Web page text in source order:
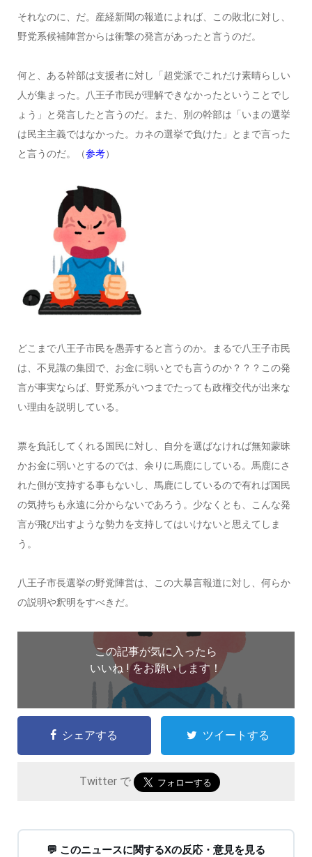
それなのに、だ。産経新聞の報道によれば、この敗北に対し、
野党系候補陣営からは衝撃の発言があったと言うのだ。
何と、ある幹部は支援者に対し「超党派でこれだけ素晴らしい
人が集まった。八王子市民が理解できなかったということでし
ょう」と発言したと言うのだ。また、別の幹部は「いまの選挙
は民主主義ではなかった。カネの選挙で負けた」とまで言った
と言うのだ。（参考）
どこまで八王子市民を愚弄すると言うのか。まるで八王子市民
は、不見識の集団で、お金に弱いとでも言うのか？？？この発
言が事実ならば、野党系がいつまでたっても政権交代が出来な
い理由を説明している。
票を負託してくれる国民に対し、自分を選ばなければ無知蒙昧
かお金に弱いとするのでは、余りに馬鹿にしている。馬鹿にさ
れた側が支持する事もないし、馬鹿にしているので有れば国民
の気持ちも永遠に分からないであろう。少なくとも、こんな発
言が飛び出すような勢力を支持してはいけないと思えてしま
う。
八王子市長選挙の野党陣営は、この大暴言報道に対し、何らか
の説明や釈明をすべきだ。
この記事が気に入ったら
いいね ! をお願いします！
シェアする ツイートする
Twitter で
💬 このニュースに関するXの反応・意見を見る